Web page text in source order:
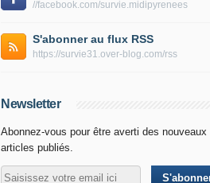
//facebook.com/survie.midipyrenees
S'abonner au flux RSS
https://survie31.over-blog.com/rss
Newsletter
Abonnez-vous pour être averti des nouveaux
articles publiés.